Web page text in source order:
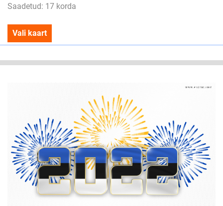
Saadetud: 17 korda
Vali kaart